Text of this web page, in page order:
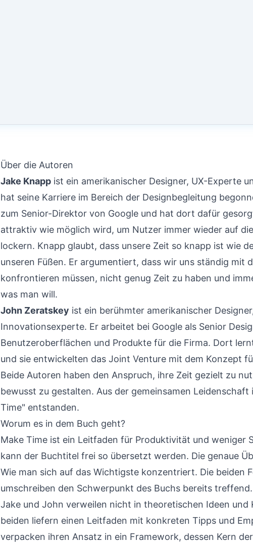
Über die Autoren
Jake Knapp ist ein amerikanischer Designer, UX-Experte
hat seine Karriere im Bereich der Designbegleitung
zum Senior-Direktor von Google und hat dort dafür
attraktiv wie möglich wird, um Nutzer immer wieder auf
lockern. Knapp glaubt, dass unsere Zeit so knapp ist wie
unseren Füßen. Er argumentiert, dass wir uns ständig mit
konfrontieren müssen, nicht genug Zeit zu haben und
was man will.
John Zeratskey ist ein berühmter amerikanischer
Innovationsexperte. Er arbeitet bei Google als Senior
Benutzeroberflächen und Produkte für die Firma. Dort
und sie entwickelten das Joint Venture mit dem Konzept
Beide Autoren haben den Anspruch, ihre Zeit gezielt zu
bewusst zu gestalten. Aus der gemeinsamen Leidenschaft
Time" entstanden.
Worum es in dem Buch geht?
Make Time ist ein Leitfaden für Produktivität und weniger
kann der Buchtitel frei so übersetzt werden. Die genaue
Wie man sich auf das Wichtigste konzentriert. Die beiden
umschreiben den Schwerpunkt des Buchs bereits treffend.
Jake und John verweilen nicht in theoretischen Ideen und
beiden liefern einen Leitfaden mit konkreten Tipps und
verpacken ihren Ansatz in ein Framework, dessen Kern